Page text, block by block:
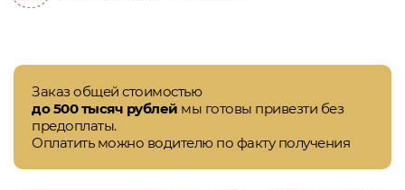
Заказ общей стоимостью
до 500 тысяч рублей мы готовы привезти без
предоплаты.
Оплатить можно водителю по факту получения